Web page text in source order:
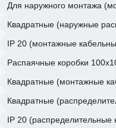
Для наружного монтажа
IP 20 (монтажные
Распаячные коробки
Квадратные (монтажные
Квадратные
IP 20 (распределительные